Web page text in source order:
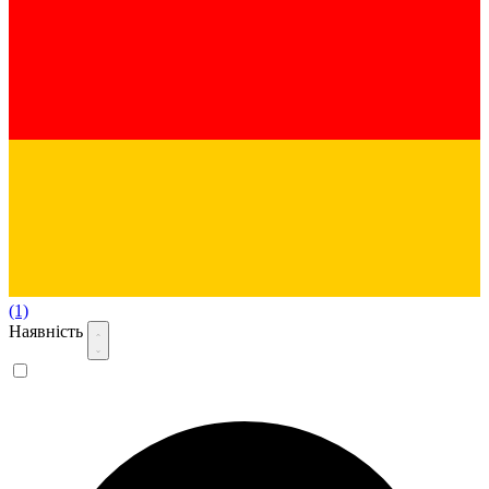
(1)
Наявність